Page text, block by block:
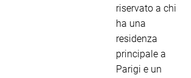
riservato a chi
ha una
residenza
principale a
Parigi e un